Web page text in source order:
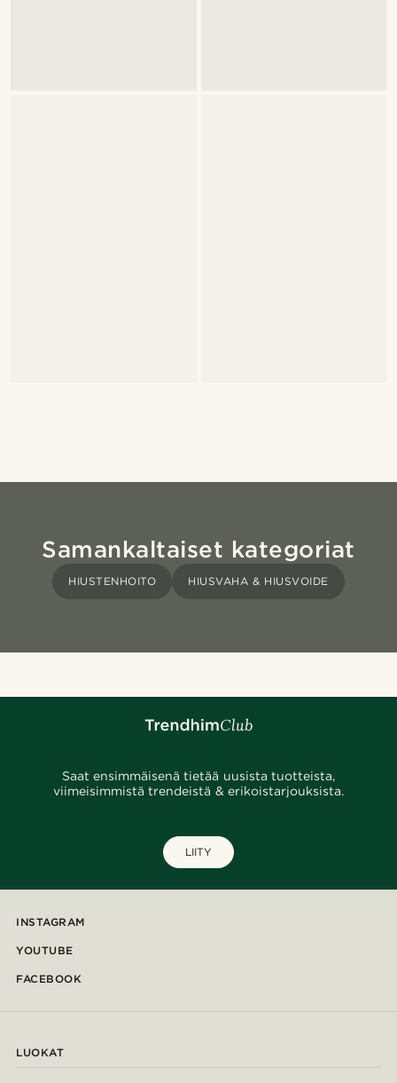
Samankaltaiset kategoriat
HIUSTENHOITO HIUSVAHA & HIUSVOIDE
Saat ensimmäisenä tietää uusista tuotteista,
viimeisimmistä trendeistä & erikoistarjouksista.
LIITY
INSTAGRAM
YOUTUBE
FACEBOOK
LUOKAT